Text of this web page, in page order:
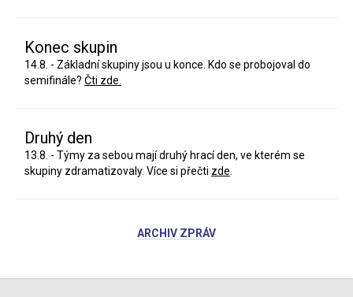
Konec skupin
14.8. - Základní skupiny jsou u konce. Kdo se probojoval do
semifinále? Čti zde.
Druhý den
13.8. - Týmy za sebou mají druhý hrací den, ve kterém se
skupiny zdramatizovaly. Více si přečti zde
ARCHIV ZPRÁV